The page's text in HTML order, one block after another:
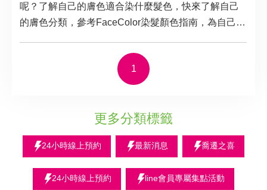
呢？了解自己的膚色適合染什麼髮色，快來了解自己
的膚色分類，參考FaceColor染髮顏色指南，為自己的
1
更多分類標籤
24小時線上預約 最新消息 喬遷之喜
24小時線上預約 line會員專屬集點活動